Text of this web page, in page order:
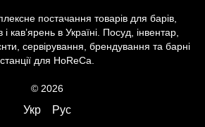
постачання товарів для барів,
і кав’ярень в Україні. Посуд, інвентар,
сервірування, брендування та барні
станції для HoReCa.
© 2026
Укр Рус